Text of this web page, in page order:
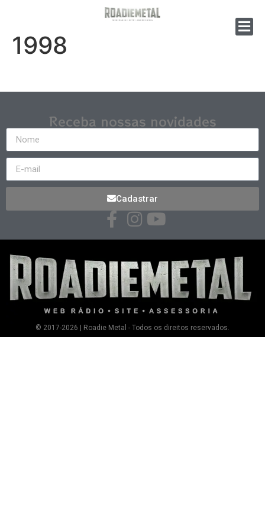
1998
Receba nossas novidades
Cadastrar
© 2017-2026 | Roadie Metal - Todos os direitos reservados.